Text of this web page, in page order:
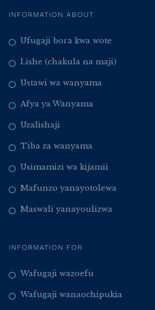
INFORMATION ABOUT
Ufugaji bora kwa wote
Lishe (chakula na maji)
Ustawi wa wanyama
Afya ya Wanyama
Uzalishaji
Tiba za wanyama
Usimamizi wa kijamii
Mafunzo yanayotolewa
Maswali yanayoulizwa
INFORMATION FOR
Wafugaji wazoefu
Wafugaji wanaochipukia